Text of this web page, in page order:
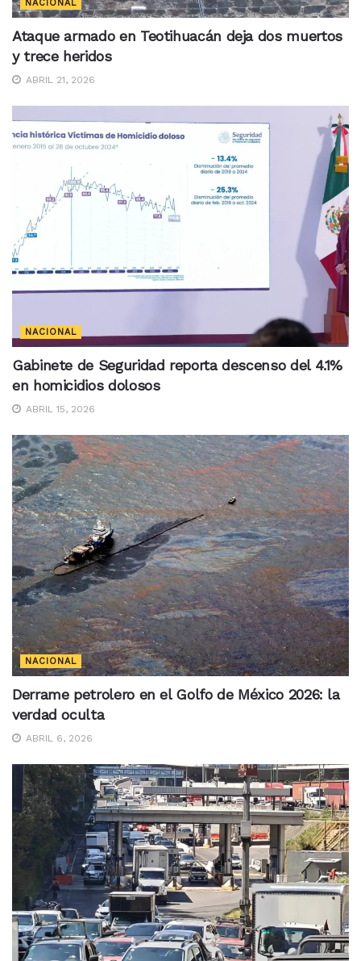
NACIONAL
Ataque armado en Teotihuacán deja dos muertos
y trece heridos
ABRIL 21, 2026
NACIONAL
Gabinete de Seguridad reporta descenso del 4.1%
en homicidios dolosos
ABRIL 15, 2026
NACIONAL
Derrame petrolero en el Golfo de México 2026: la
verdad oculta
ABRIL 6, 2026